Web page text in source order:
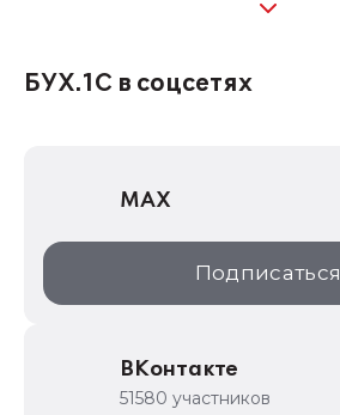
1С:Консалтинг
1С:Дистрибьюция
1С:Образование
ИТС.1C.ru
БУХ.1С в соцсетях
MAX
Подписаться
ВКонтакте
51580 участников